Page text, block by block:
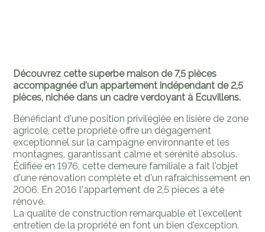
Découvrez cette superbe maison de 7,5 pièces
accompagnée d'un appartement indépendant de 2,5
pièces, nichée dans un cadre verdoyant à Ecuvillens.
Bénéficiant d'une position privilégiée en lisière de zone
agricole, cette propriété offre un dégagement
exceptionnel sur la campagne environnante et les
montagnes, garantissant calme et sérénité absolus.
Édifiée en 1976, cette demeure familiale a fait l'objet
d'une rénovation complète et d'un rafraîchissement en
2006. En 2016 l'appartement de 2,5 pièces a été
rénové.
La qualité de construction remarquable et l'excellent
entretien de la propriété en font un bien d'exception.